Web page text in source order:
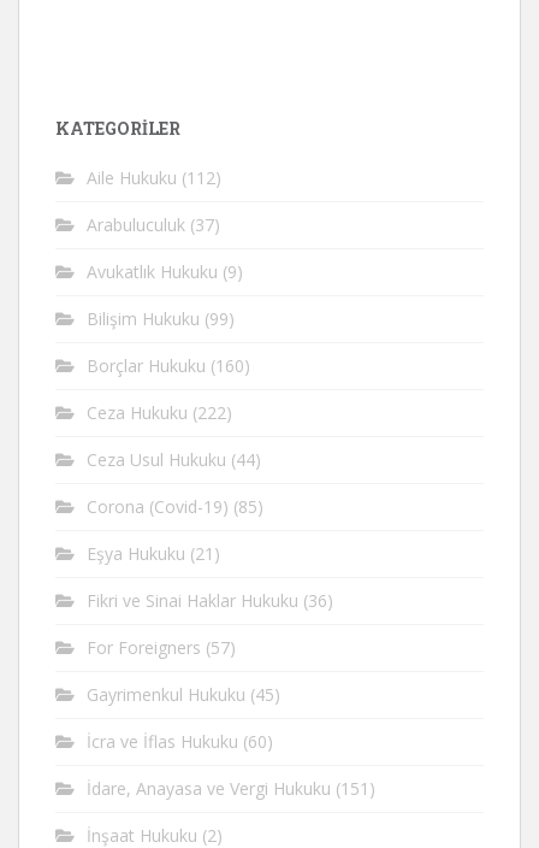
KATEGORİLER
Aile Hukuku (112)
Arabuluculuk (37)
Avukatlık Hukuku (9)
Bilişim Hukuku (99)
Borçlar Hukuku (160)
Ceza Hukuku (222)
Ceza Usul Hukuku (44)
Corona (Covid-19) (85)
Eşya Hukuku (21)
Fikri ve Sinai Haklar Hukuku (36)
For Foreigners (57)
Gayrimenkul Hukuku (45)
İcra ve İflas Hukuku (60)
İdare, Anayasa ve Vergi Hukuku (151)
İnşaat Hukuku (2)